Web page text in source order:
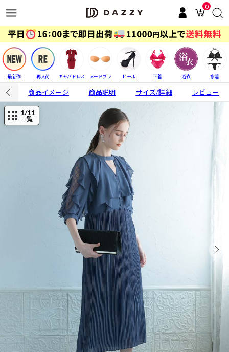
0
最新作 再入荷 キャバドレス ヌードブラ ヒール 下着 浴衣 水着
商品イメージ 商品説明 サイズ/詳細 レビュー
1/11
一覧